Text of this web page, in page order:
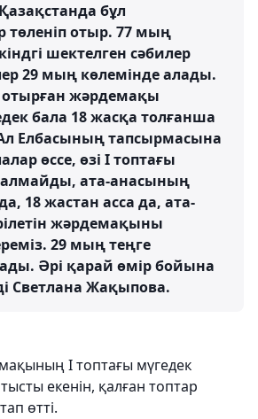
бұл
отыр. 77 мың
шектелген сәбилер
29 мың көлемінде алады.
отырған жәрдемақы
бала 18 жасқа толғанша
Елбасының тапсырмасына
өссе, өзі І топтағы
алмайды, ата-анасының
18 жастан асса да, ата-
жәрдемақыны
29 мың теңге
Әрі қарай өмір бойына
Светлана Жақыпова.
І топтағы мүгедек
екенін, қалған топтар
өтті.